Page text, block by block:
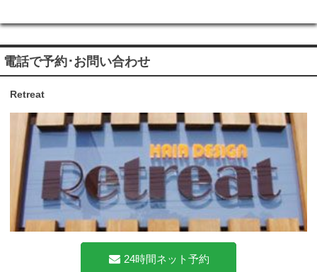
電話で予約･お問い合わせ
Retreat
24時間ネット予約